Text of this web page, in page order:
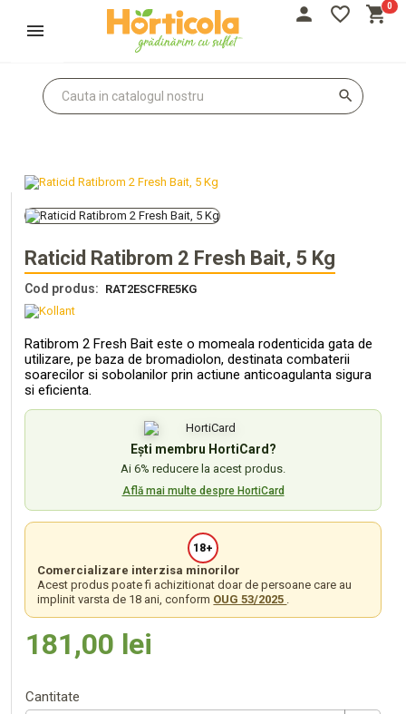
person
Autentifică-te
favorite_border shopping_cart0
search
Raticid Ratibrom 2 Fresh Bait, 5 Kg
Cod produs: RAT2ESCFRE5KG
Ratibrom 2 Fresh Bait este o momeala rodenticida gata de
utilizare, pe baza de bromadiolon, destinata combaterii
soarecilor si sobolanilor prin actiune anticoagulanta sigura
si eficienta.
Ești membru HortiCard?
Ai 6% reducere la acest produs.
Află mai multe despre HortiCard
18+
Comercializare interzisa minorilor
Acest produs poate fi achizitionat doar de persoane care au
implinit varsta de 18 ani, conform OUG 53/2025 .
181,00 lei
Cantitate